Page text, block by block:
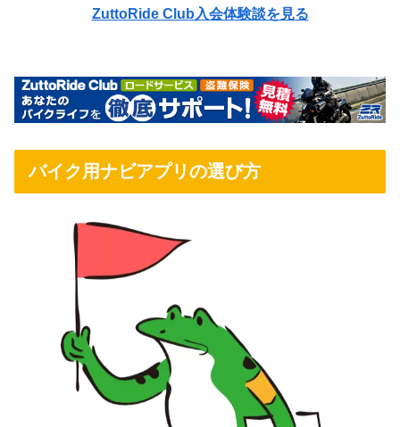
ZuttoRide Club入会体験談を見る
バイク用ナビアプリの選び方